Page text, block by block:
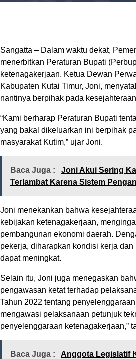
Sangatta – Dalam waktu dekat,
menerbitkan Peraturan Bupati
ketenagakerjaan. Ketua Dewan
Kabupaten Kutai Timur, Joni,
nantinya berpihak pada
“Kami berharap Peraturan Bupati
yang bakal dikeluarkan ini berpihak
masyarakat Kutim,” ujar Joni.
Baca Juga :
Joni Akui Sering
Terlambat Karena Sistem
Joni menekankan bahwa
kebijakan ketenagakerjaan,
pembangunan ekonomi daerah.
pekerja, diharapkan kondisi kerja
dapat meningkat.
Selain itu, Joni juga menegaskan
pengawasan ketat terhadap
Tahun 2022 tentang
mengawasi pelaksanaan petunjuk
penyelenggaraan ketenagakerjaan,”
Baca Juga :
Anggota Legislatif